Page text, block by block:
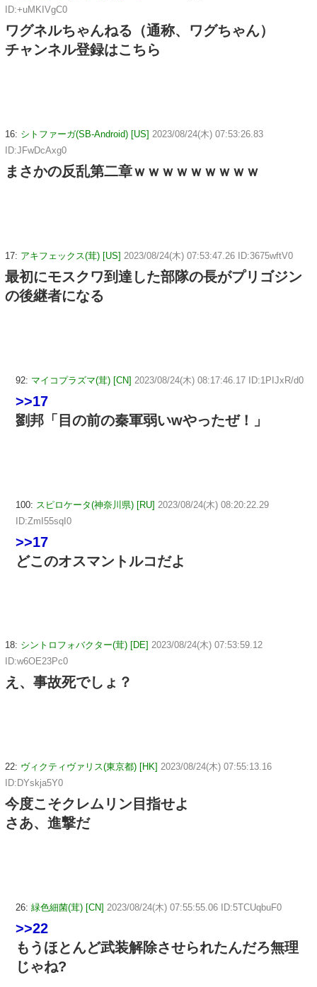
ID:+uMKIVgC0
ワグネルちゃんねる（通称、ワグちゃん）
チャンネル登録はこちら
16: シトファーガ(SB-Android) [US] 2023/08/24(木) 07:53:26.83
ID:JFwDcAxg0
まさかの反乱第二章ｗｗｗｗｗｗｗｗｗ
17: アキフェックス(茸) [US] 2023/08/24(木) 07:53:47.26 ID:3675wftV0
最初にモスクワ到達した部隊の長がプリゴジン
の後継者になる
92: マイコプラズマ(茸) [CN] 2023/08/24(木) 08:17:46.17 ID:1PIJxR/d0
>>17
劉邦「目の前の秦軍弱いwやったぜ！」
100: スピロケータ(神奈川県) [RU] 2023/08/24(木) 08:20:22.29
ID:ZmI55sqI0
>>17
どこのオスマントルコだよ
18: シントロフォバクター(茸) [DE] 2023/08/24(木) 07:53:59.12
ID:w6OE23Pc0
え、事故死でしょ？
22: ヴィクティヴァリス(東京都) [HK] 2023/08/24(木) 07:55:13.16
ID:DYskja5Y0
今度こそクレムリン目指せよ
さあ、進撃だ
26: 緑色細菌(茸) [CN] 2023/08/24(木) 07:55:55.06 ID:5TCUqbuF0
>>22
もうほとんど武装解除させられたんだろ無理
じゃね?